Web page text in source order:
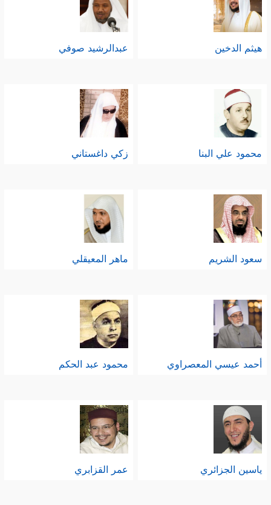
هيثم الدخين عبدالرشيد صوفي
محمود علي البنا زكي داغستاني
سعود الشريم ماهر المعيقلي
أحمد عيسي المعصراوي محمود عبد الحكم
ياسين الجزائري عمر القزابري